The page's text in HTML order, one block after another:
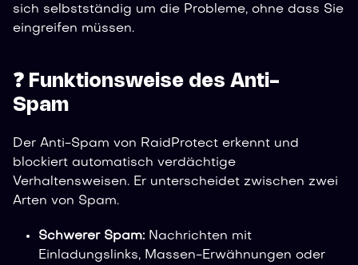
sich selbstständig um die Probleme, ohne dass Sie
eingreifen müssen.
❓ Funktionsweise des Anti-
Spam
Der Anti-Spam von RaidProtect erkennt und
blockiert automatisch verdächtige
Verhaltensweisen. Er unterscheidet zwischen zwei
Arten von Spam.
Schwerer Spam: Nachrichten mit
Einladungslinks, Massen-Erwähnungen oder